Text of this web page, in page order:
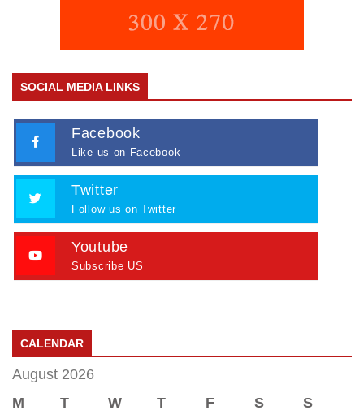
SOCIAL MEDIA LINKS
Facebook
Like us on Facebook
Twitter
Follow us on Twitter
Youtube
Subscribe US
CALENDAR
August 2026
M
T W T F S
S